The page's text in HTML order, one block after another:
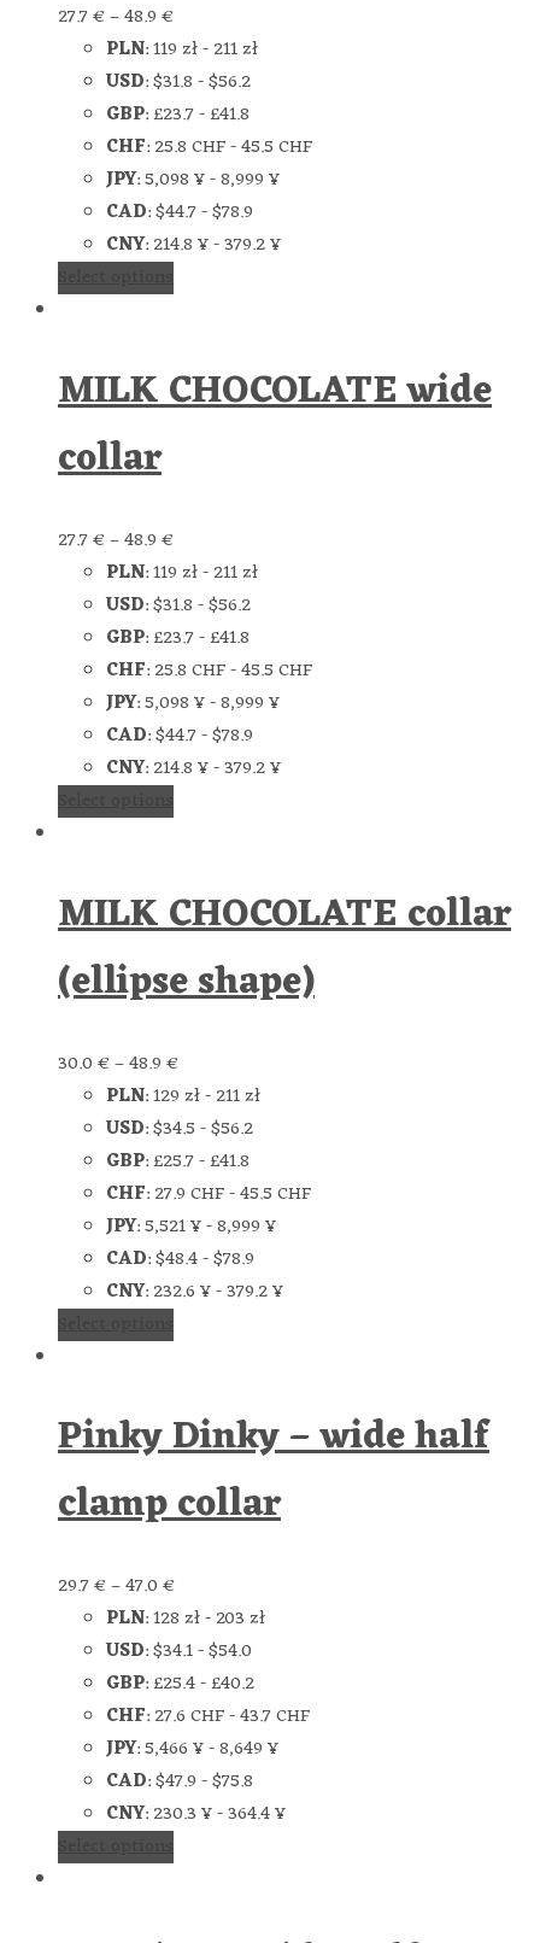
27.7€–48.9€
PLN:119 zł-211 zł
USD:$31.8-$56.2
GBP:£23.7-£41.8
CHF:25.8 CHF-45.5 CHF
JPY:5,098 ¥-8,999 ¥
CAD:$44.7-$78.9
CNY:214.8 ¥-379.2 ¥
MILK CHOCOLATE wide
collar
27.7€–48.9€
PLN:119 zł-211 zł
USD:$31.8-$56.2
GBP:£23.7-£41.8
CHF:25.8 CHF-45.5 CHF
JPY:5,098 ¥-8,999 ¥
CAD:$44.7-$78.9
CNY:214.8 ¥-379.2 ¥
MILK CHOCOLATE collar
(ellipse shape)
30.0€–48.9€
PLN:129 zł-211 zł
USD:$34.5-$56.2
GBP:£25.7-£41.8
CHF:27.9 CHF-45.5 CHF
JPY:5,521 ¥-8,999 ¥
CAD:$48.4-$78.9
CNY:232.6 ¥-379.2 ¥
Pinky Dinky – wide half
clamp collar
29.7€–47.0€
PLN:128 zł-203 zł
USD:$34.1-$54.0
GBP:£25.4-£40.2
CHF:27.6 CHF-43.7 CHF
JPY:5,466 ¥-8,649 ¥
CAD:$47.9-$75.8
CNY:230.3 ¥-364.4 ¥